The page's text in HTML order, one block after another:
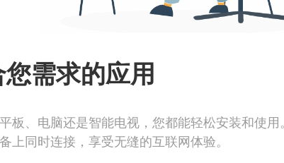
需求的应用
、电脑还是智能电视，您都能轻松安装和使用。
上同时连接，享受无缝的互联网体验。